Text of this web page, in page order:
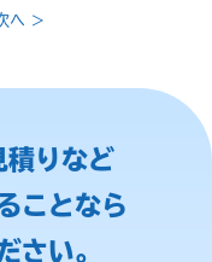
へ >
積りなど
ことなら
さい。